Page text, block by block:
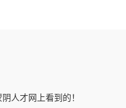
人才网上看到的！